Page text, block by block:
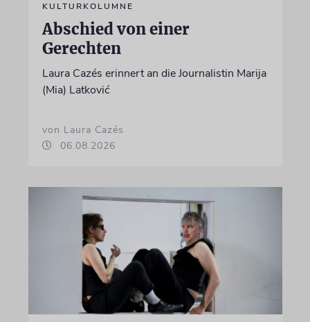
KULTURKOLUMNE
Abschied von einer
Gerechten
Laura Cazés erinnert an die Journalistin Marija
(Mia) Latković
von Laura Cazés
06.08.2026